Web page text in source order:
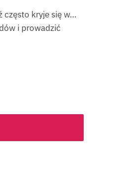
często kryje się w…
i prowadzić